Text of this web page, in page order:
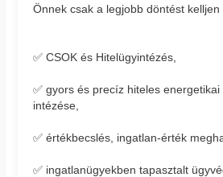
Önnek csak a legjobb döntést kelljen
✅ CSOK és Hitelügyintézés,
✅ gyors és precíz hiteles
intézése,
✅ értékbecslés, ingatlan-érték
✅ ingatlanügyekben tapasztalt